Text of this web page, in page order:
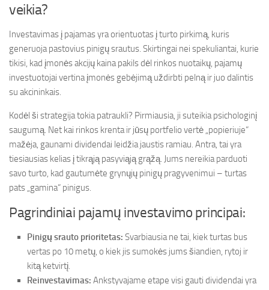
veikia?
Investavimas į pajamas yra orientuotas į turto pirkimą, kuris
generuoja pastovius pinigų srautus. Skirtingai nei spekuliantai, kurie
tikisi, kad įmonės akcijų kaina pakils dėl rinkos nuotaikų, pajamų
investuotojai vertina įmonės gebėjimą uždirbti pelną ir juo dalintis
su akcininkais.
Kodėl ši strategija tokia patraukli? Pirmiausia, ji suteikia psichologinį
saugumą. Net kai rinkos krenta ir jūsų portfelio vertė „popieriuje“
mažėja, gaunami dividendai leidžia jaustis ramiau. Antra, tai yra
tiesiausias kelias į tikrąją pasyviąją grąžą. Jums nereikia parduoti
savo turto, kad gautumėte grynųjų pinigų pragyvenimui – turtas
pats „gamina“ pinigus.
Pagrindiniai pajamų investavimo principai:
Pinigų srauto prioritetas: Svarbiausia ne tai, kiek turtas bus
vertas po 10 metų, o kiek jis sumokės jums šiandien, rytoj ir
kitą ketvirtį.
Reinvestavimas: Ankstyvajame etape visi gauti dividendai yra